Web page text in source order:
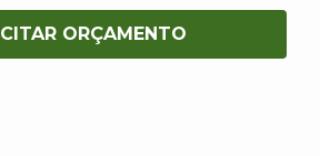
ORÇAMENTO